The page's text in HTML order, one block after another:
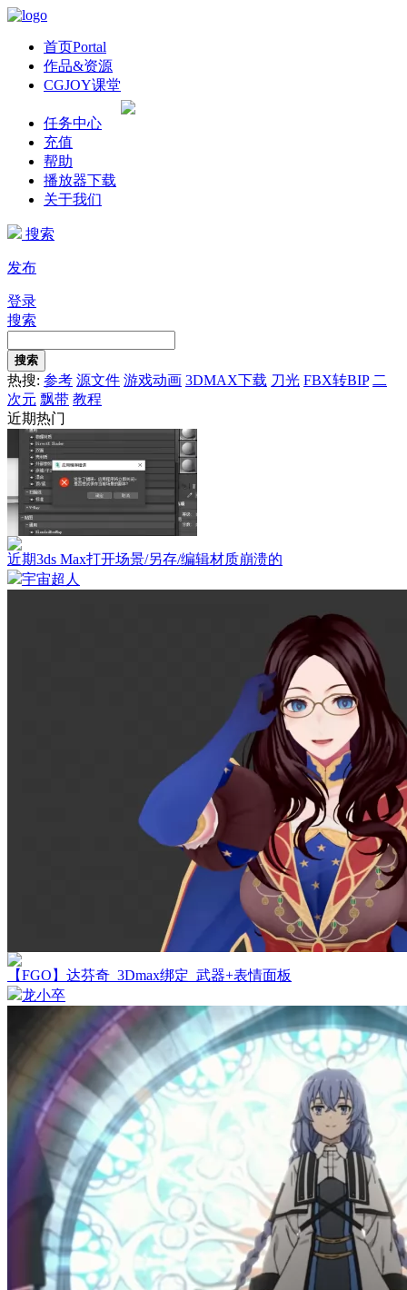
首页Portal
作品&资源
CGJOY课堂
任务中心
充值
帮助
播放器下载
关于我们
搜索
发布
登录
搜索
搜索
热搜: 参考 源文件 游戏动画 3DMAX下载 刀光 FBX转BIP 二
次元 飘带 教程
近期热门
近期3ds Max打开场景/另存/编辑材质崩溃的
宇宙超人
【FGO】达芬奇_3Dmax绑定_武器+表情面板
龙小卒